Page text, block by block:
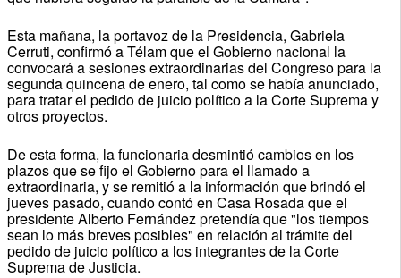
Esta mañana, la portavoz de la Presidencia, Gabriela
Cerruti, confirmó a Télam que el Gobierno nacional la
convocará a sesiones extraordinarias del Congreso para la
segunda quincena de enero, tal como se había anunciado,
para tratar el pedido de juicio político a la Corte Suprema y
otros proyectos.
De esta forma, la funcionaria desmintió cambios en los
plazos que se fijo el Gobierno para el llamado a
extraordinaria, y se remitió a la información que brindó el
jueves pasado, cuando contó en Casa Rosada que el
presidente Alberto Fernández pretendía que "los tiempos
sean lo más breves posibles" en relación al trámite del
pedido de juicio político a los integrantes de la Corte
Suprema de Justicia.